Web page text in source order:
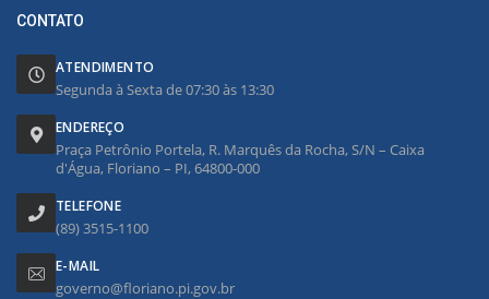
CONTATO
ATENDIMENTO
Segunda à Sexta de 07:30 às 13:30
ENDEREÇO
Praça Petrônio Portela, R. Marquês da Rocha, S/N – Caixa
d'Água, Floriano – PI, 64800-000
TELEFONE
(89) 3515-1100
E-MAIL
governo@floriano.pi.gov.br